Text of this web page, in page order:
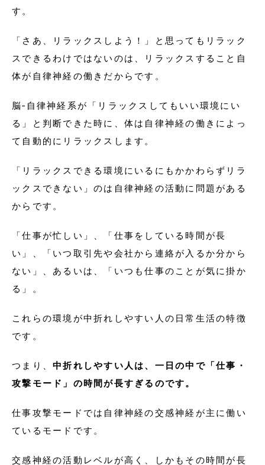
す。
「さあ、リラックスしよう！」と思ってもリラック
スできるわけではないのは、リラックスすること自
体が自律神経の働きだからです。
脳‐自律神経系が「リラックスしてもいい環境にい
る」と判断できた時に、体は自律神経の働きによっ
て自動的にリラックスします。
「リラックスできる環境にいるにもかかわらずリラ
ックスできない」のは自律神経の活動に問題がある
からです。
「仕事が忙しい」、「仕事をしている時間が長
い」、「いつ取引先や会社から連絡が入るか分から
ない」、あるいは、「いつも仕事のことが気に掛か
る」。
これらの環境が中折れしやすい人の日常生活の特徴
です。
つまり、 中折れしやすい人は、一日の中で「仕事・
攻撃モード」の時間が長すぎるのです。
仕事攻撃モードでは自律神経の交感神経が主に働い
ているモードです。
交感神経の活動レベルが高く、しかもその時間が長